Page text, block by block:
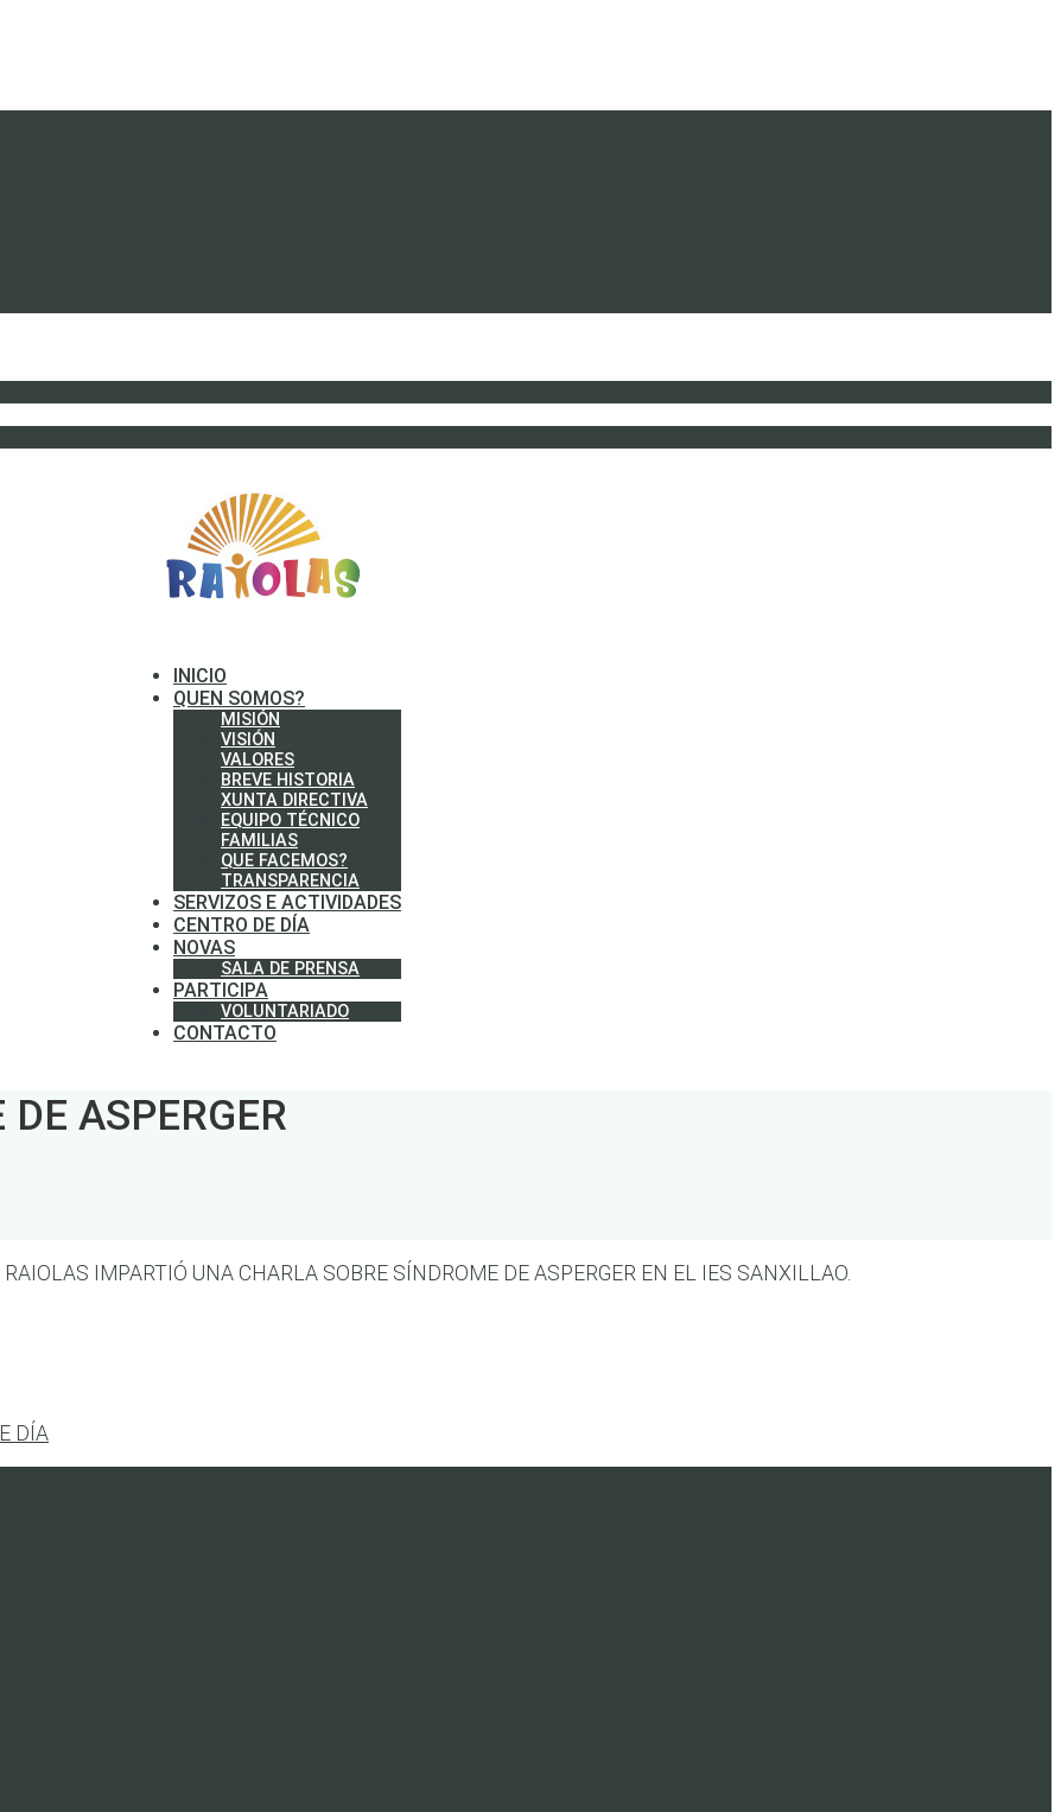
INICIO
QUEN SOMOS?
MISIÓN
VISIÓN
VALORES
BREVE HISTORIA
XUNTA DIRECTIVA
EQUIPO TÉCNICO
FAMILIAS
QUE FACEMOS?
TRANSPARENCIA
SERVIZOS E ACTIVIDADES
CENTRO DE DÍA
NOVAS
SALA DE PRENSA
PARTICIPA
VOLUNTARIADO
CONTACTO
ASPERGER
IMPARTIÓ UNA CHARLA SOBRE SÍNDROME DE ASPERGER EN EL IES SANXILLAO.
DÍA